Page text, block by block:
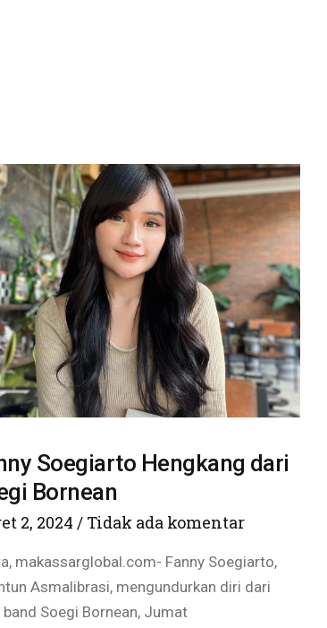
Soegiarto Hengkang dari
Bornean
2, 2024 Tidak ada komentar
makassarglobal.com- Fanny Soegiarto,
Asmalibrasi, mengundurkan diri dari
band Soegi Bornean, Jumat